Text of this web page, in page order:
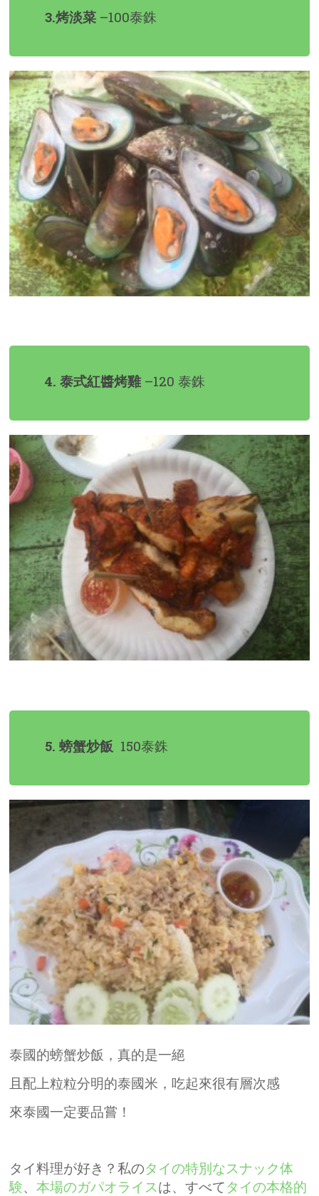
3.烤淡菜 –100泰銖
4. 泰式紅醬烤雞–120 泰銖
5. 螃蟹炒飯 150泰銖
泰國的螃蟹炒飯，真的是一絕
且配上粒粒分明的泰國米，吃起來很有層次感
來泰國一定要品嘗！
タイ料理が好き？私のタイの特別なスナック体
験、本場のガパオライスは、すべてタイの本格的